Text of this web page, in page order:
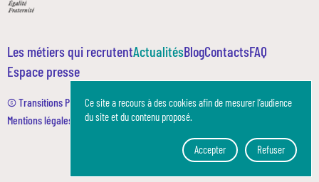
Les métiers qui recrutentActualitésBlogContactsFAQ
Espace presse
© Transitions Pro 2023
Mentions légales
Politique de confidentialité
Ce site a recours à des cookies afin de mesurer l’audience
du site et du contenu proposé.
Accepter Refuser